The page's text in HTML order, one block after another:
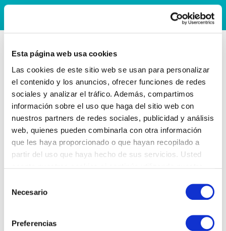
Esta página web usa cookies
Las cookies de este sitio web se usan para personalizar
el contenido y los anuncios, ofrecer funciones de redes
sociales y analizar el tráfico. Además, compartimos
información sobre el uso que haga del sitio web con
nuestros partners de redes sociales, publicidad y análisis
web, quienes pueden combinarla con otra información
que les haya proporcionado o que hayan recopilado a
partir del uso que haya hecho de sus servicios. Usted
Necesario
Preferencias